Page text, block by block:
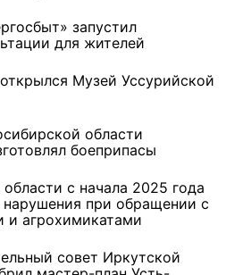
запустил
для жителей
Музей Уссурийской
области
боеприпасы
с начала 2025 года
при обращении с
и агрохимикатами
совет Иркутской